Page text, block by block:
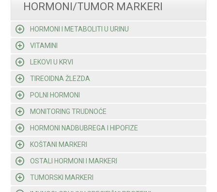
HORMONI/TUMOR MARKERI
HORMONI I METABOLITI U URINU
VITAMINI
LEKOVI U KRVI
TIREOIDNA ŽLEZDA
POLNI HORMONI
MONITORING TRUDNOĆE
HORMONI NADBUBREGA I HIPOFIZE
KOŠTANI MARKERI
OSTALI HORMONI I MARKERI
TUMORSKI MARKERI